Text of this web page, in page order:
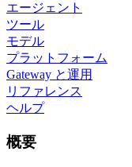
エージェント
ツール
モデル
プラットフォーム
Gateway と運用
リファレンス
ヘルプ
概要